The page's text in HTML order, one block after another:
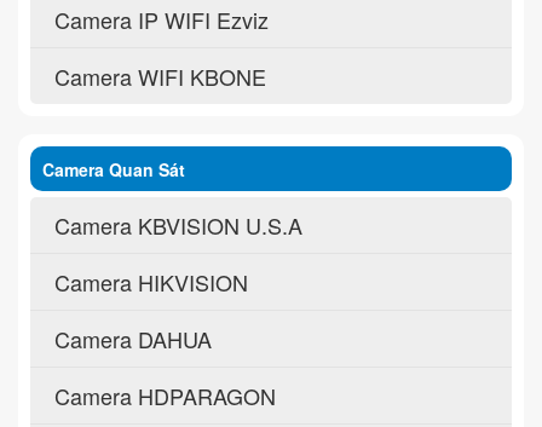
Camera IP WIFI Ezviz
Camera WIFI KBONE
Camera Quan Sát
Camera KBVISION U.S.A
Camera HIKVISION
Camera DAHUA
Camera HDPARAGON